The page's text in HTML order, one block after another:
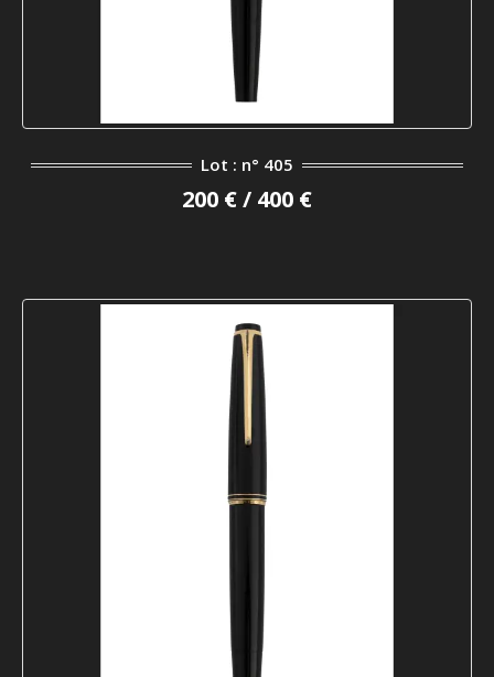
Lot : n° 405
200 € / 400 €